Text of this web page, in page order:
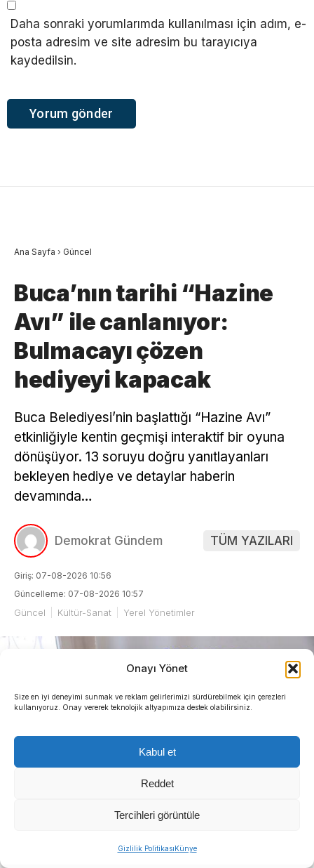
Onayı Yönet
Size en iyi deneyimi sunmak ve reklam gelirlerimizi sürdürebilmek için çerezleri
kullanıyoruz. Onay vererek teknolojik altyapımıza destek olabilirsiniz.
Kabul et
Reddet
Tercihleri görüntüle
Gizlilik PolitikasıKünye
Daha sonraki yorumlarımda kullanılması için adım, e-
posta adresim ve site adresim bu tarayıcıya
kaydedilsin.
Ana Sayfa › Güncel
Buca’nın tarihi “Hazine
Avı” ile canlanıyor:
Bulmacayı çözen
hediyeyi kapacak
Buca Belediyesi’nin başlattığı “Hazine Avı”
etkinliğiyle kentin geçmişi interaktif bir oyuna
dönüşüyor. 13 soruyu doğru yanıtlayanları
bekleyen hediye ve detaylar haberin
devamında…
Demokrat Gündem TÜM YAZILARI
Giriş: 07-08-2026 10:56
Güncelleme: 07-08-2026 10:57
Güncel Kültür-Sanat Yerel Yönetimler